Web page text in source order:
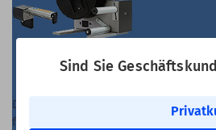
Sind Sie
Druckköpfe, Druckwalzen, Aufwickler
für Ihren cab Drucker.